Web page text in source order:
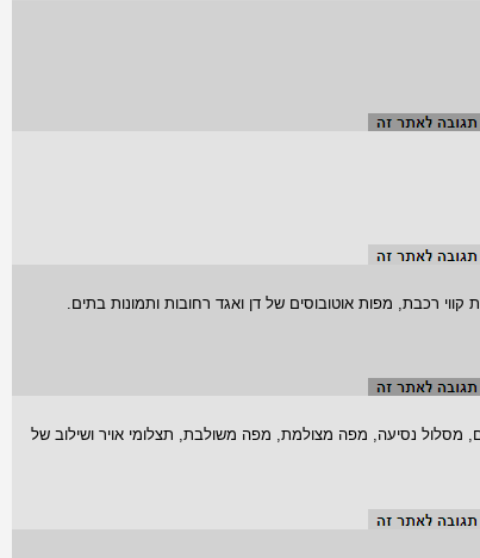
רכבת, מפות אוטובוסים של דן ואגד רחובות ותמונות בתים.
מסלול נסיעה, מפה מצולמת, מפה משולבת, תצלומי אויר ושילוב של